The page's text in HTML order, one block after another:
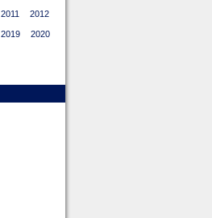
2011 2012
2019 2020